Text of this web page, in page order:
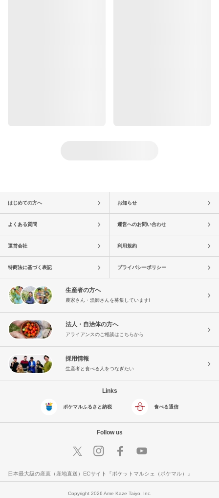
はじめての方へ お知らせ
よくある質問 運営へのお問い合わせ
運営会社 利用規約
特商法に基づく表記 プライバシーポリシー
生産者の方へ
農家さん・漁師さんを募集しています!
法人・自治体の方へ
アライアンスのご相談はこちらから
採用情報
生産者と食べる人をつなぎたい
Links
ポケマルふるさと納税 食べる通信
Follow us
日本最大級の産直（産地直送）ECサイト『ポケットマルシェ（ポケマル）』
Copyright 2026 Ame Kaze Taiyo, Inc.